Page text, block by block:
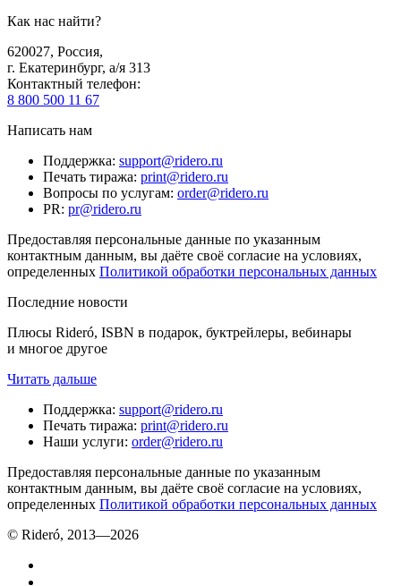
Как нас найти?
620027, Россия,
г. Екатеринбург, а/я 313
Контактный телефон:
8 800 500 11 67
Написать нам
Поддержка: support@ridero.ru
Печать тиража: print@ridero.ru
Вопросы по услугам: order@ridero.ru
PR: pr@ridero.ru
Предоставляя персональные данные по указанным
контактным данным, вы даёте своё согласие на условиях,
определенных Политикой обработки персональных данных
Последние новости
Плюсы Rideró, ISBN в подарок, буктрейлеры, вебинары
и многое другое
Читать дальше
Поддержка: support@ridero.ru
Печать тиража: print@ridero.ru
Наши услуги: order@ridero.ru
Предоставляя персональные данные по указанным
контактным данным, вы даёте своё согласие на условиях,
определенных Политикой обработки персональных данных
© Rideró, 2013—2026